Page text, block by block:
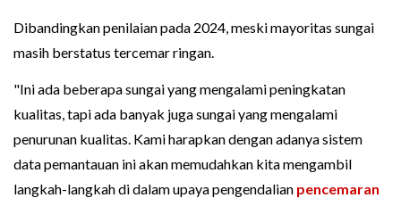
Dibandingkan penilaian pada 2024, meski mayoritas sungai
masih berstatus tercemar ringan.
"Ini ada beberapa sungai yang mengalami peningkatan
kualitas, tapi ada banyak juga sungai yang mengalami
penurunan kualitas. Kami harapkan dengan adanya sistem
data pemantauan ini akan memudahkan kita mengambil
langkah-langkah di dalam upaya pengendalian pencemaran